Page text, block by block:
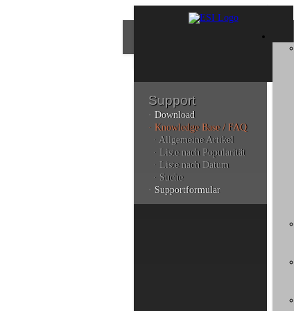
Support
· Download
· Knowledge Base / FAQ
· Allgemeine Artikel
· Liste nach Popularität
· Liste nach Datum
· Suche
· Supportformular